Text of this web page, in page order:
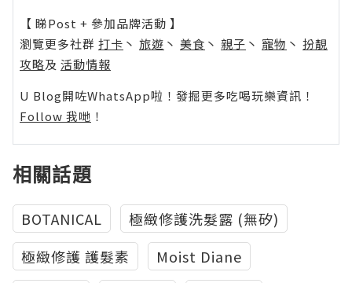
【 睇Post + 參加品牌活動 】
瀏覽更多社群 打卡 丶 旅遊 丶 美食 丶 親子 丶 寵物 丶 扮靚
攻略及 活動情報
U Blog開咗WhatsApp啦！發掘更多吃喝玩樂資訊！
Follow 我哋 ！
相關話題
BOTANICAL
極緻修護洗髮露 (無矽)
極緻修護 護髮素
Moist Diane